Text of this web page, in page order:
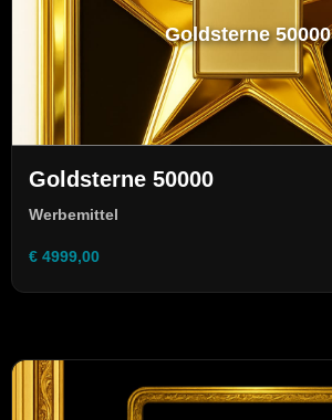
Goldsterne 50000
Goldsterne 50000
Werbemittel
€ 4999,00